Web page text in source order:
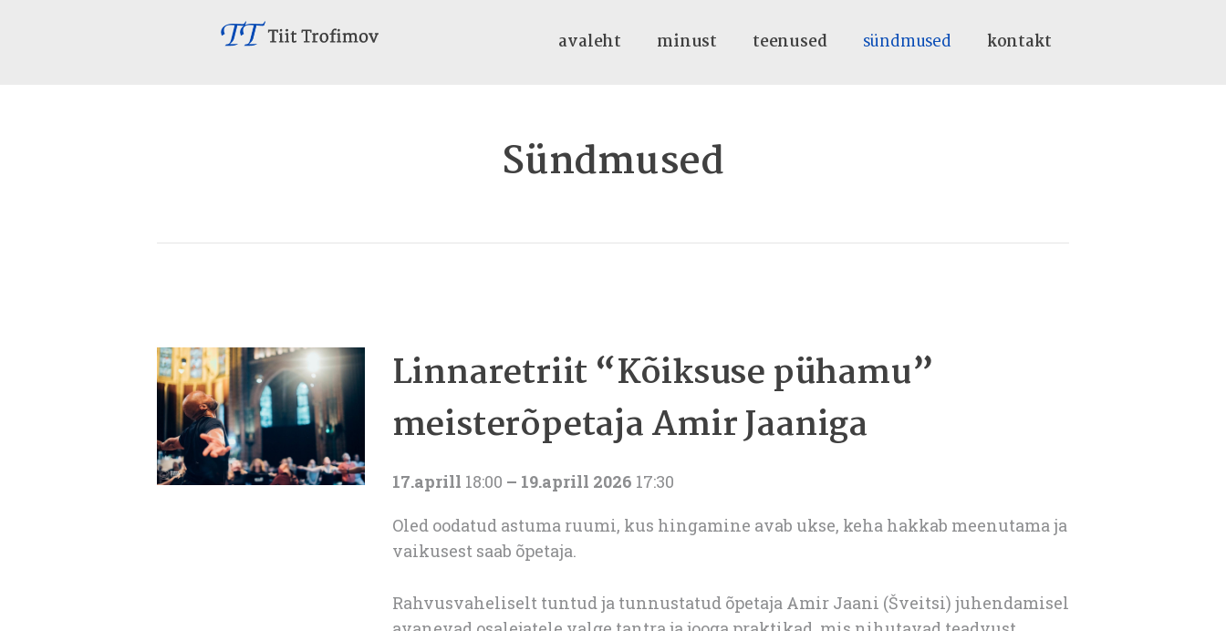
avaleht minust teenused sündmused kontakt
Avaleht
Sündmused
Sündmused
Linnaretriit “Kõiksuse pühamu”
meisterõpetaja Amir Jaaniga
17.aprill 18:00 – 19.aprill 2026 17:30
Oled oodatud astuma ruumi, kus hingamine avab ukse, keha hakkab meenutama ja
vaikusest saab õpetaja.
Rahvusvaheliselt tuntud ja tunnustatud õpetaja Amir Jaani (Šveitsi) juhendamisel